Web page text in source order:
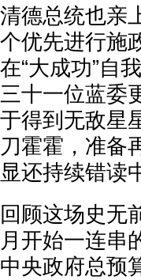
清德总统也亲
个优先进行施
在“大成功”自
三十一位蓝委
于得到无敌星
刀霍霍，准备
显还持续错读
回顾这场史无
月开始一连串
中央政府总预